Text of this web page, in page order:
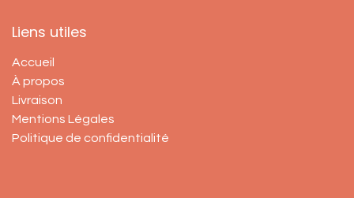
Liens utiles
Accueil
À propos
Livraison
Mentions Légales
Politique de confidentialité